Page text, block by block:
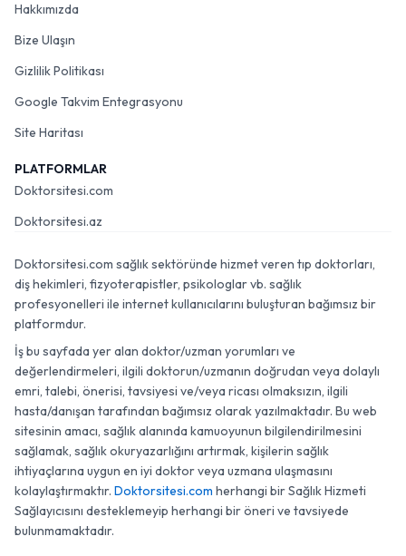
Hakkımızda
Bize Ulaşın
Gizlilik Politikası
Google Takvim Entegrasyonu
Site Haritası
PLATFORMLAR
Doktorsitesi.com
Doktorsitesi.az
Doktorsitesi.com sağlık sektöründe hizmet veren tıp doktorları,
diş hekimleri, fizyoterapistler, psikologlar vb. sağlık
profesyonelleri ile internet kullanıcılarını buluşturan bağımsız bir
platformdur.
İş bu sayfada yer alan doktor/uzman yorumları ve
değerlendirmeleri, ilgili doktorun/uzmanın doğrudan veya dolaylı
emri, talebi, önerisi, tavsiyesi ve/veya ricası olmaksızın, ilgili
hasta/danışan tarafından bağımsız olarak yazılmaktadır. Bu web
sitesinin amacı, sağlık alanında kamuoyunun bilgilendirilmesini
sağlamak, sağlık okuryazarlığını artırmak, kişilerin sağlık
ihtiyaçlarına uygun en iyi doktor veya uzmana ulaşmasını
kolaylaştırmaktır. Doktorsitesi.com herhangi bir Sağlık Hizmeti
Sağlayıcısını desteklemeyip herhangi bir öneri ve tavsiyede
bulunmamaktadır.